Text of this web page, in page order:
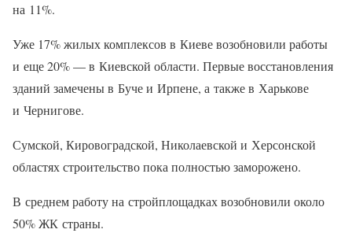
на 11%.
Уже 17% жилых комплексов в Киеве возобновили работы
и еще 20% — в Киевской области. Первые восстановления
зданий замечены в Буче и Ирпене, а также в Харькове
и Чернигове.
Сумской, Кировоградской, Николаевской и Херсонской
областях строительство пока полностью заморожено.
В среднем работу на стройплощадках возобновили около
50% ЖК страны.